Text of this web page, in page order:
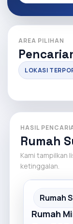
AREA PILIHAN
LOKASI
HASIL
Rumah
Kami tampilkan
ketinggalan.
Rumah
Rumah